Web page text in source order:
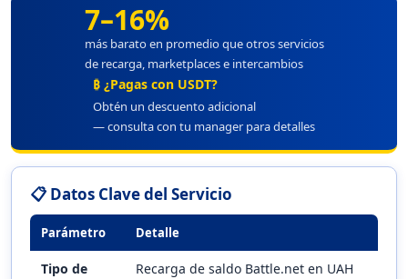
7–16%
más barato en promedio que otros servicios
de recarga, marketplaces e intercambios
₿ ¿Pagas con USDT?
Obtén un descuento adicional
— consulta con tu manager para detalles
📋 Datos Clave del Servicio
Parámetro Detalle
Tipo de
Recarga de saldo Battle.net en UAH